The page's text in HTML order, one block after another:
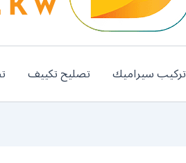
تركيب سيراميك تصليح تكييف